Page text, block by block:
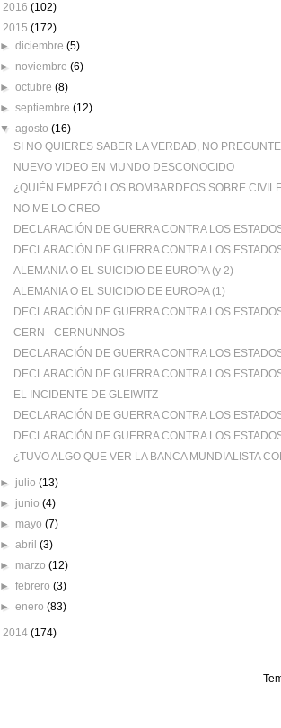
2016 (102)
2015 (172)
►diciembre(5)
► noviembre(6)
►octubre(8)
►septiembre(12)
▼agosto(16)
SI NO QUIERES SABER LA VERDAD, NO
NUEVO VIDEO EN MUNDO DESCONOCIDO
¿QUIÉN EMPEZÓ LOS BOMBARDEOS SOBRE
NO ME LO CREO
DECLARACIÓN DE GUERRA CONTRA LOS
DECLARACIÓN DE GUERRA CONTRA LOS
ALEMANIA O EL SUICIDIO DE EUROPA (y 2)
ALEMANIA O EL SUICIDIO DE EUROPA (1)
DECLARACIÓN DE GUERRA CONTRA LOS
CERN - CERNUNNOS
DECLARACIÓN DE GUERRA CONTRA LOS
DECLARACIÓN DE GUERRA CONTRA LOS
EL INCIDENTE DE GLEIWITZ
DECLARACIÓN DE GUERRA CONTRA LOS
DECLARACIÓN DE GUERRA CONTRA LOS
¿TUVO ALGO QUE VER LA BANCA MUNDIALISTA
► julio(13)
► junio(4)
► mayo(7)
►abril(3)
► marzo(12)
►febrero(3)
►enero(83)
2014 (174)